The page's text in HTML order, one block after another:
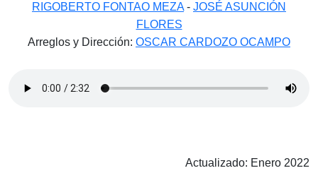
RIGOBERTO FONTAO MEZA- JOSÉ ASUNCIÓN
FLORES
Arreglos y Dirección: OSCAR CARDOZO OCAMPO
Actualizado: Enero 2022